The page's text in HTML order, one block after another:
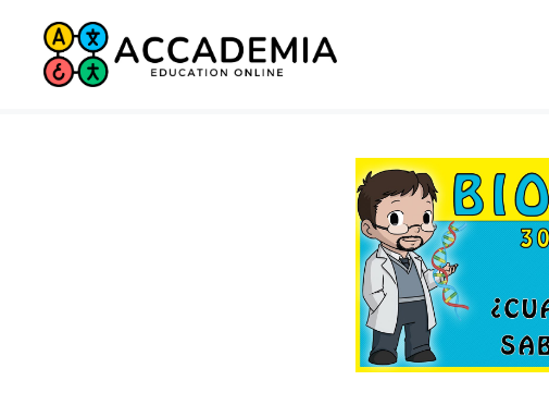
Saltar
contenido